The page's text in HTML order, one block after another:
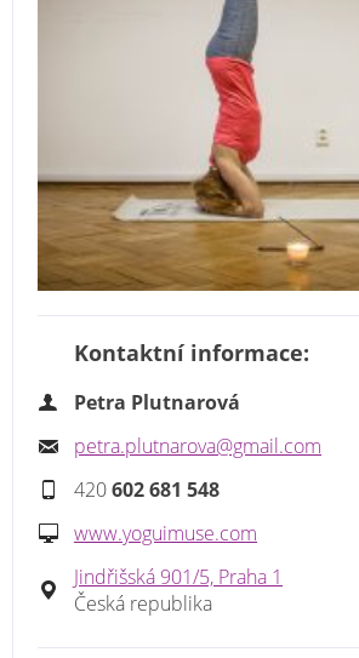
Kontaktní informace:
Petra Plutnarová
petra.plutnarova@gmail.com
420602 681 548
www.yoguimuse.com
Jindřišská 901/5, Praha 1
Česká republika